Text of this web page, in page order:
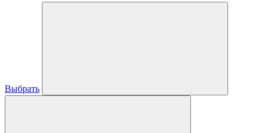
Выбрать